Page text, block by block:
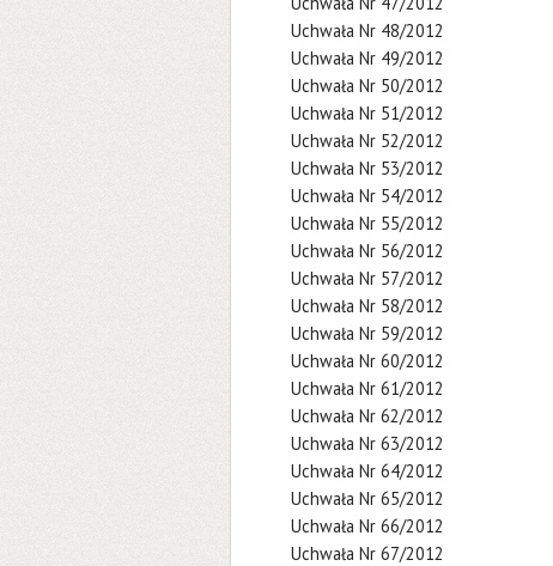
Uchwała Nr 48/2012
Uchwała Nr 49/2012
Uchwała Nr 50/2012
Uchwała Nr 51/2012
Uchwała Nr 52/2012
Uchwała Nr 53/2012
Uchwała Nr 54/2012
Uchwała Nr 55/2012
Uchwała Nr 56/2012
Uchwała Nr 57/2012
Uchwała Nr 58/2012
Uchwała Nr 59/2012
Uchwała Nr 60/2012
Uchwała Nr 61/2012
Uchwała Nr 62/2012
Uchwała Nr 63/2012
Uchwała Nr 64/2012
Uchwała Nr 65/2012
Uchwała Nr 66/2012
Uchwała Nr 67/2012